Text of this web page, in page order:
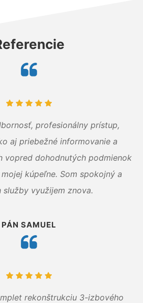
profesionálny prístup,
aj priebežné informovanie a
vopred dohodnutých podmienok
kúpeľne. Som spokojný a
služby využijem znova.
PÁN SAMUEL
rekonštrukciu 3-izbového